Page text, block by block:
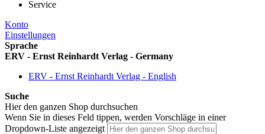
Service
Konto
Einstellungen
Sprache
ERV - Ernst Reinhardt Verlag - Germany
ERV - Ernst Reinhardt Verlag - English
Suche
Hier den ganzen Shop durchsuchen
Wenn Sie in dieses Feld tippen, werden Vorschläge in einer
Dropdown-Liste angezeigt